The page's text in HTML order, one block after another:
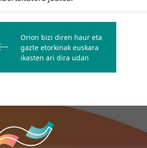
nabigatu
Orion bizi diren haur eta
gazte etorkinak euskara
ikasten ari dira udan